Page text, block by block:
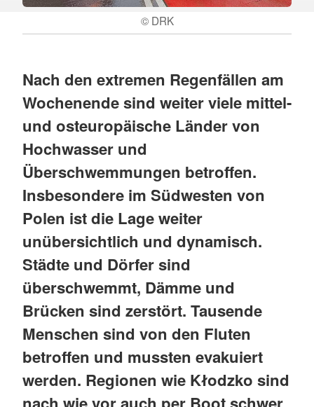
© DRK
Nach den extremen Regenfällen am
Wochenende sind weiter viele mittel-
und osteuropäische Länder von
Hochwasser und
Überschwemmungen betroffen.
Insbesondere im Südwesten von
Polen ist die Lage weiter
unübersichtlich und dynamisch.
Städte und Dörfer sind
überschwemmt, Dämme und
Brücken sind zerstört. Tausende
Menschen sind von den Fluten
betroffen und mussten evakuiert
werden. Regionen wie Kłodzko sind